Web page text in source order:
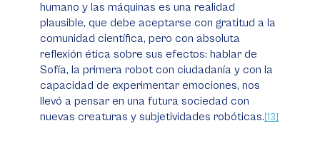
humano y las máquinas es una realidad
plausible, que debe aceptarse con gratitud a la
comunidad científica, pero con absoluta
reflexión ética sobre sus efectos: hablar de
Sofía, la primera robot con ciudadanía y con la
capacidad de experimentar emociones, nos
llevó a pensar en una futura sociedad con
nuevas creaturas y subjetividades robóticas.[13]